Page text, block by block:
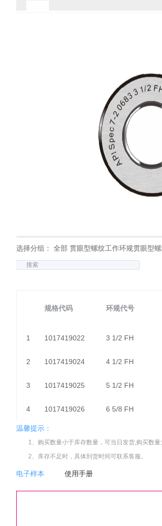
选择分组： 全部 贯眼型螺纹工作环规贯眼型
搜索
规格代码 环规代号
1 1017419022 3 1/2 FH
2 1017419024 4 1/2 FH
3 1017419025 5 1/2 FH
4 1017419026 6 5/8 FH
温馨提示：
1、购买数量小于库存数量，可当日发货,购买数
2、库存不足时，具体到货时间可联系客服。
电子样本 使用手册